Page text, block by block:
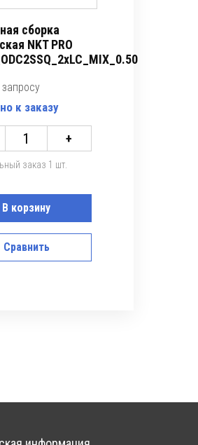
сборка
NKT PRO
к заказу
+
заказ 1 шт.
В корзину
Сравнить